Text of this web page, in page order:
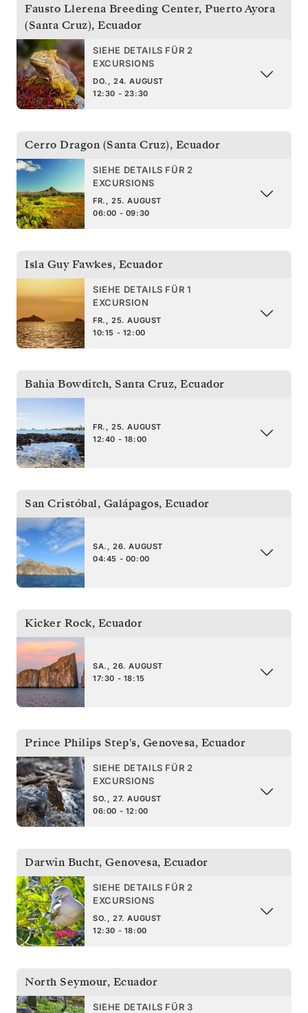
Fausto Llerena Breeding Center, Puerto Ayora
(Santa Cruz), Ecuador
SIEHE DETAILS FÜR 2
EXCURSIONS
DO., 24. AUGUST
12:30 - 23:30
Cerro Dragon (Santa Cruz), Ecuador
SIEHE DETAILS FÜR 2
EXCURSIONS
FR., 25. AUGUST
06:00 - 09:30
Isla Guy Fawkes, Ecuador
SIEHE DETAILS FÜR 1
EXCURSION
FR., 25. AUGUST
10:15 - 12:00
Bahia Bowditch, Santa Cruz, Ecuador
FR., 25. AUGUST
12:40 - 18:00
San Cristóbal, Galápagos, Ecuador
SA., 26. AUGUST
04:45 - 00:00
Kicker Rock, Ecuador
SA., 26. AUGUST
17:30 - 18:15
Prince Philips Step's, Genovesa, Ecuador
SIEHE DETAILS FÜR 2
EXCURSIONS
SO., 27. AUGUST
06:00 - 12:00
Darwin Bucht, Genovesa, Ecuador
SIEHE DETAILS FÜR 2
EXCURSIONS
SO., 27. AUGUST
12:30 - 18:00
North Seymour, Ecuador
SIEHE DETAILS FÜR 3